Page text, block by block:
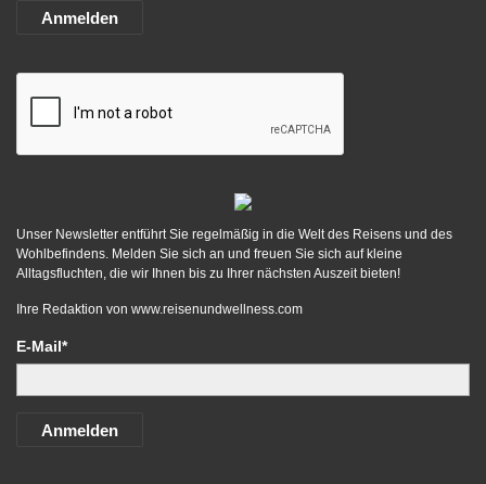
Anmelden
Unser Newsletter entführt Sie regelmäßig in die Welt des Reisens und des
Wohlbefindens. Melden Sie sich an und freuen Sie sich auf kleine
Alltagsfluchten, die wir Ihnen bis zu Ihrer nächsten Auszeit bieten!
Ihre Redaktion von www.reisenundwellness.com
E-Mail*
Anmelden